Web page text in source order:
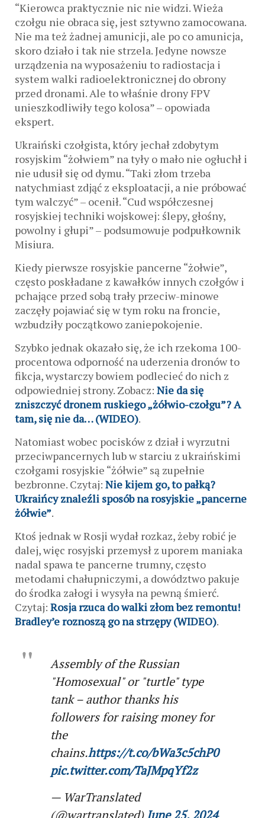
“Kierowca praktycznie nic nie widzi. Wieża
czołgu nie obraca się, jest sztywno zamocowana.
Nie ma też żadnej amunicji, ale po co amunicja,
skoro działo i tak nie strzela. Jedyne nowsze
urządzenia na wyposażeniu to radiostacja i
system walki radioelektronicznej do obrony
przed dronami. Ale to właśnie drony FPV
unieszkodliwiły tego kolosa” – opowiada
ekspert.
Ukraiński czołgista, który jechał zdobytym
rosyjskim “żołwiem” na tyły o mało nie ogłuchł i
nie udusił się od dymu. “Taki złom trzeba
natychmiast zdjąć z eksploatacji, a nie próbować
tym walczyć” – ocenił. “Cud współczesnej
rosyjskiej techniki wojskowej: ślepy, głośny,
powolny i głupi” – podsumowuje podpułkownik
Misiura.
Kiedy pierwsze rosyjskie pancerne “żołwie”,
często poskładane z kawałków innych czołgów i
pchające przed sobą trały przeciw-minowe
zaczęły pojawiać się w tym roku na froncie,
wzbudziły początkowo zaniepokojenie.
Szybko jednak okazało się, że ich rzekoma 100-
procentowa odporność na uderzenia dronów to
fikcja, wystarczy bowiem podlecieć do nich z
odpowiedniej strony. Zobacz: Nie da się
zniszczyć dronem ruskiego „żółwio-czołgu”? A
tam, się nie da… (WIDEO).
Natomiast wobec pocisków z dział i wyrzutni
przeciwpancernych lub w starciu z ukraińskimi
czołgami rosyjskie “żółwie” są zupełnie
bezbronne. Czytaj: Nie kijem go, to pałką?
Ukraińcy znaleźli sposób na rosyjskie „pancerne
żółwie”.
Ktoś jednak w Rosji wydał rozkaz, żeby robić je
dalej, więc rosyjski przemysł z uporem maniaka
nadal spawa te pancerne trumny, często
metodami chałupniczymi, a dowództwo pakuje
do środka załogi i wysyła na pewną śmierć.
Czytaj: Rosja rzuca do walki złom bez remontu!
Bradley’e roznoszą go na strzępy (WIDEO).
Assembly of the Russian
"Homosexual" or "turtle" type
tank – author thanks his
followers for raising money for
the
chains.https://t.co/bWa3c5chP0
pic.twitter.com/TaJMpqYf2z
— WarTranslated
(@wartranslated) June 25, 2024